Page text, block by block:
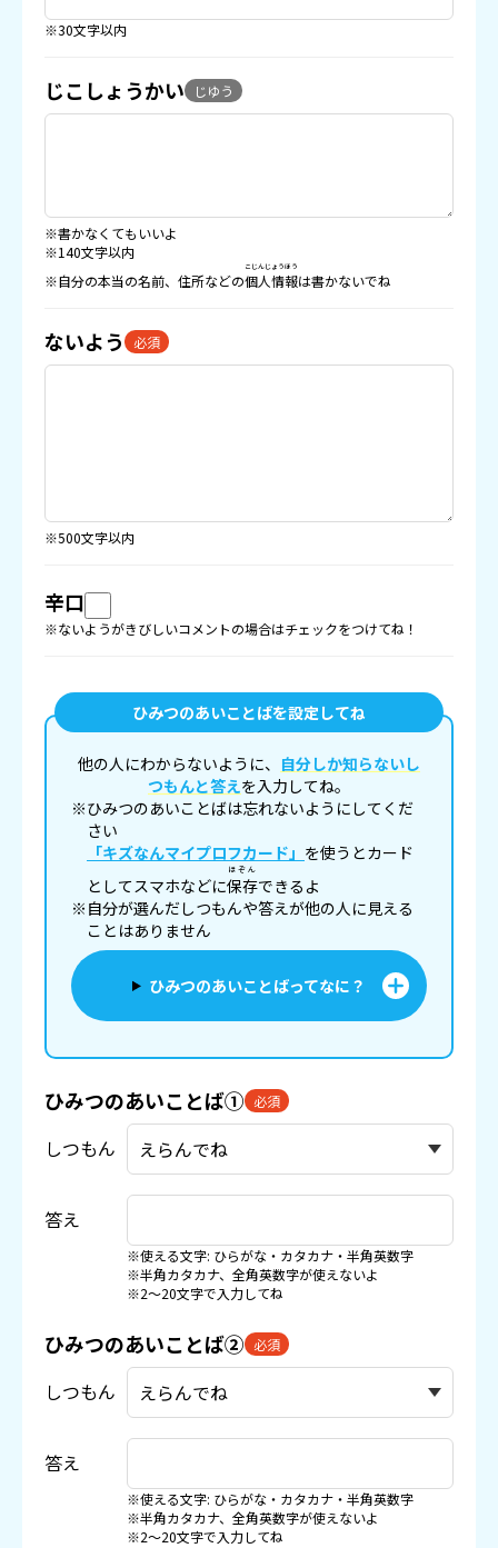
※30文字以内
じこしょうかい じゆう
※書かなくてもいいよ
※140文字以内
※自分の本当の名前、住所などの個人情報
こじんじょうほう
は書かないでね
ないよう 必須
※500文字以内
辛口
※ないようがきびしいコメントの場合はチェックをつけてね！
ひみつのあいことばを設定してね
他の人にわからないように、 自分しか知らないし
つもんと答えを入力してね。
※ひみつのあいことばは忘れないようにしてくだ
さい
「キズなんマイプロフカード」 を使うとカード
としてスマホなどに保存
ほぞん
できるよ
※自分が選んだしつもんや答えが他の人に見える
ことはありません
ひみつのあいことばってなに？
ひみつのあいことば① 必須
しつもん
答え
※使える文字: ひらがな・カタカナ・半角英数字
※半角カタカナ、全角英数字が使えないよ
※2〜20文字で入力してね
ひみつのあいことば② 必須
しつもん
答え
※使える文字: ひらがな・カタカナ・半角英数字
※半角カタカナ、全角英数字が使えないよ
※2〜20文字で入力してね